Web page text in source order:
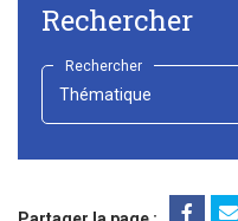
Rechercher
Rechercher
Choisir